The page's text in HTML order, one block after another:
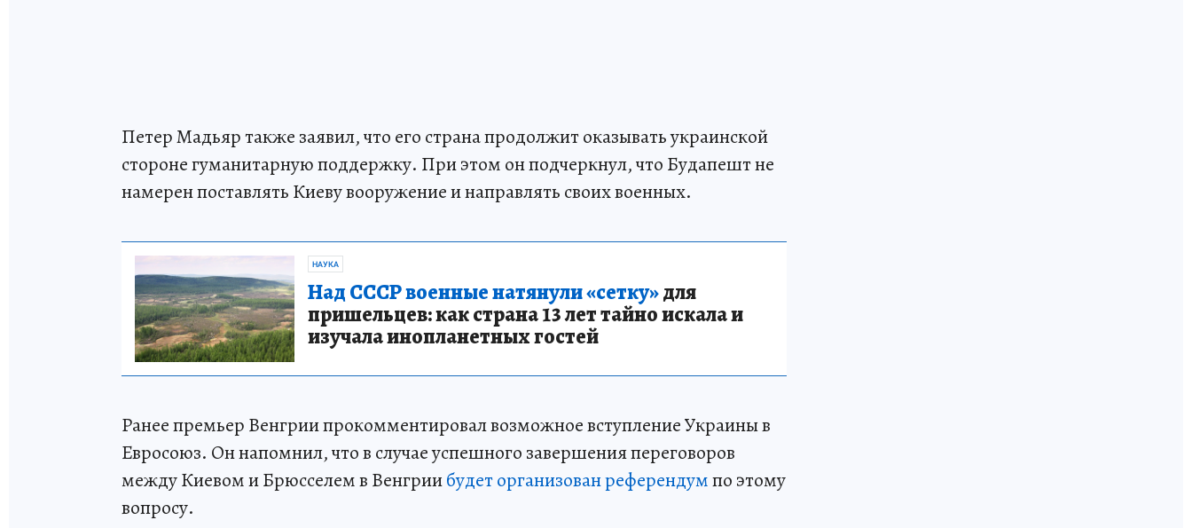
Петер Мадьяр также заявил, что его страна продолжит оказывать украинской
стороне гуманитарную поддержку. При этом он подчеркнул, что Будапешт не
намерен поставлять Киеву вооружение и направлять своих военных.
НАУКА
Над СССР военные натянули «сетку»для
пришельцев: как страна 13 лет тайно искала и
изучала инопланетных гостей
Ранее премьер Венгрии прокомментировал возможное вступление Украины в
Евросоюз. Он напомнил, что в случае успешного завершения переговоров
между Киевом и Брюсселем в Венгриибудет организован референдумпо этому
вопросу.